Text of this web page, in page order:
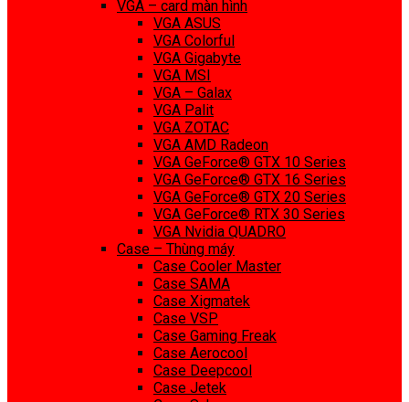
VGA – card màn hình
VGA ASUS
VGA Colorful
VGA Gigabyte
VGA MSI
VGA – Galax
VGA Palit
VGA ZOTAC
VGA AMD Radeon
VGA GeForce® GTX 10 Series
VGA GeForce® GTX 16 Series
VGA GeForce® GTX 20 Series
VGA GeForce® RTX 30 Series
VGA Nvidia QUADRO
Case – Thùng máy
Case Cooler Master
Case SAMA
Case Xigmatek
Case VSP
Case Gaming Freak
Case Aerocool
Case Deepcool
Case Jetek